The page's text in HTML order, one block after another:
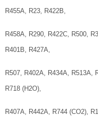
R455A, R23, R422B,
R458A, R290, R422C, R500,
R401B, R427A,
R507, R402A, R434A, R513A,
R718 (H2O),
R407A, R442A, R744 (CO2),